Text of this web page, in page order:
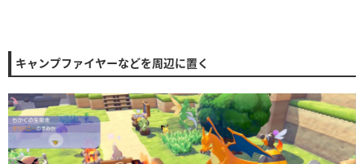
キャンプファイヤーなどを周辺に置く